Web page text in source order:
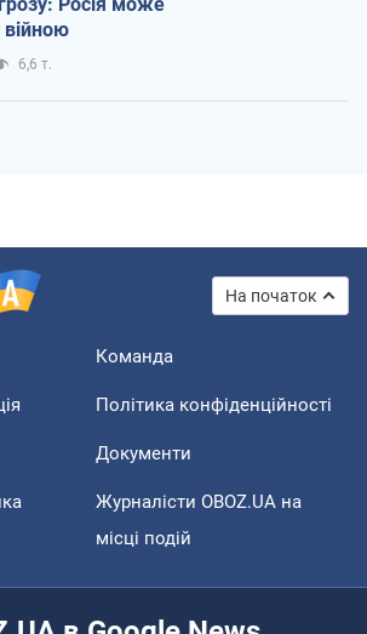
6,6 т.
На початок
Команда
Політика конфіденційності
Документи
Журналісти OBOZ.UA на
місці подій